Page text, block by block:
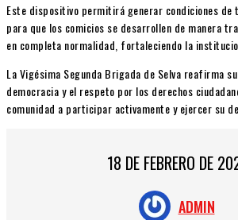
Este dispositivo permitirá generar condiciones
para que los comicios se desarrollen de manera
en completa normalidad, fortaleciendo la
La Vigésima Segunda Brigada de Selva reafirma
democracia y el respeto por los derechos
comunidad a participar activamente y ejercer su
18 DE FEBRERO DE
ADMIN